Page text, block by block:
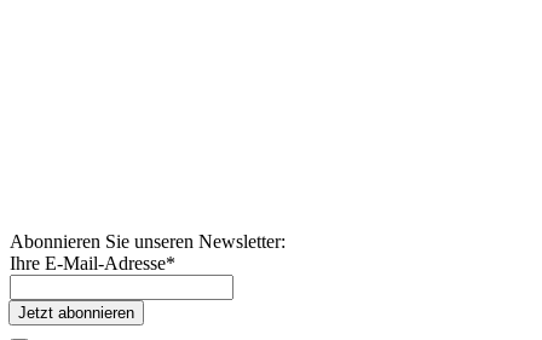
Abonnieren Sie unseren Newsletter:
Ihre E-Mail-Adresse*
Jetzt abonnieren